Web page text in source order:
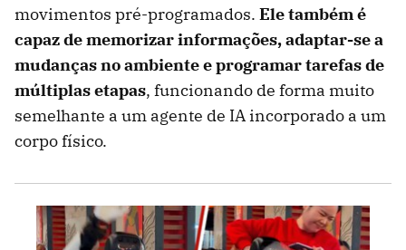
movimentos pré-programados. Ele também é
capaz de memorizar informações, adaptar-se a
mudanças no ambiente e programar tarefas de
múltiplas etapas, funcionando de forma muito
semelhante a um agente de IA incorporado a um
corpo físico.